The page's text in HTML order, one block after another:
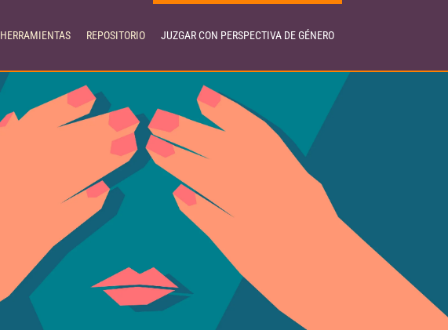
HERRAMIENTAS REPOSITORIO JUZGAR CON PERSPECTIVA DE GÉNERO